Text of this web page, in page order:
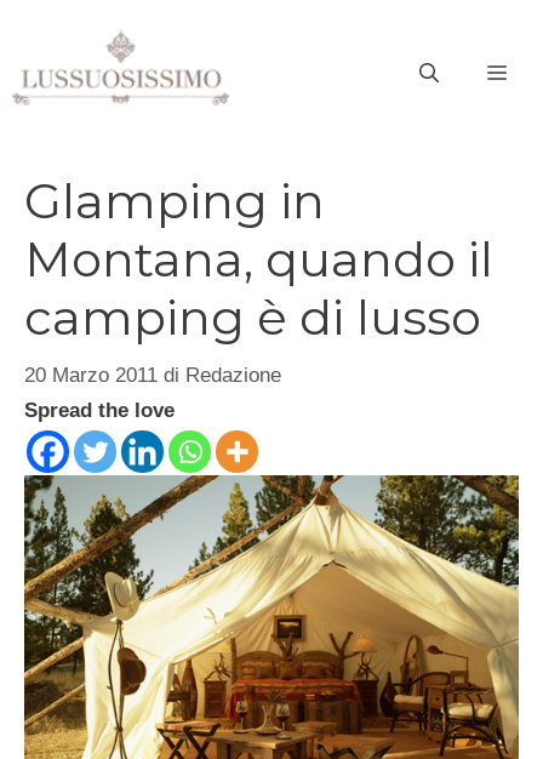
contenuto
Glamping in
Montana, quando il
camping è di lusso
20 Marzo 2011 di Redazione
Spread the love